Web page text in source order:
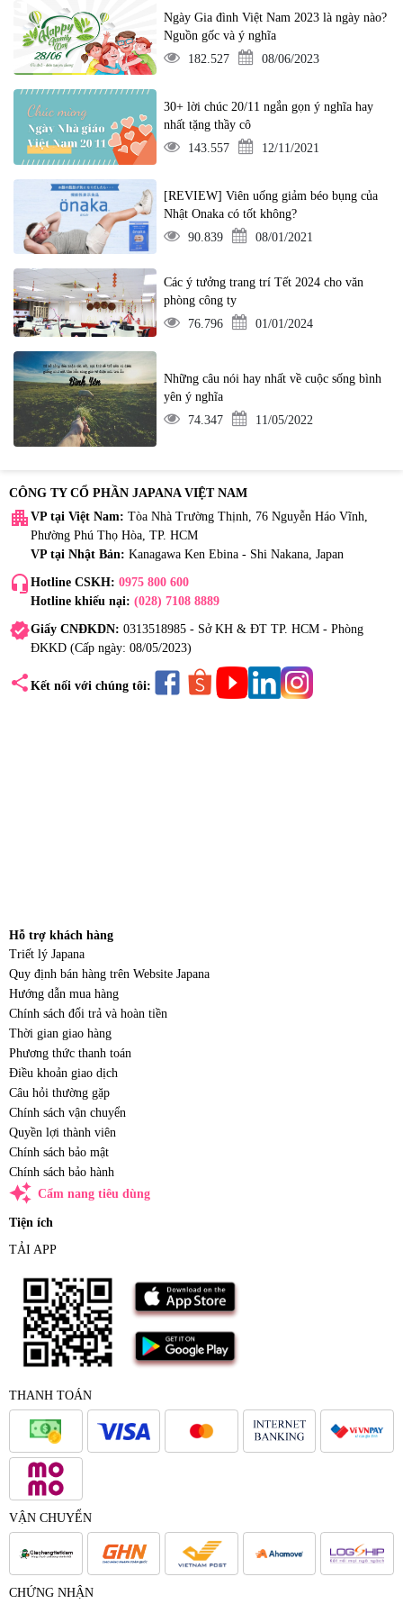
Ngày Gia đình Việt Nam 2023 là ngày nào?
Nguồn gốc và ý nghĩa
182.527
08/06/2023
30+ lời chúc 20/11 ngắn gọn ý nghĩa hay
nhất tặng thầy cô
143.557
12/11/2021
[REVIEW] Viên uống giảm béo bụng của
Nhật Onaka có tốt không?
90.839
08/01/2021
Các ý tưởng trang trí Tết 2024 cho văn
phòng công ty
76.796
01/01/2024
Những câu nói hay nhất về cuộc sống bình
yên ý nghĩa
74.347
11/05/2022
CÔNG TY CỔ PHẦN JAPANA VIỆT NAM
apartment VP tại Việt Nam: Tòa Nhà Trường Thịnh, 76 Nguyễn Háo Vĩnh,
Phường Phú Thọ Hòa, TP. HCM
VP tại Nhật Bản: Kanagawa Ken Ebina - Shi Nakana, Japan
headset_mic Hotline CSKH: 0975 800 600
Hotline khiếu nại: (028) 7108 8889
verifiedGiấy CNĐKDN: 0313518985 - Sở KH & ĐT TP. HCM - Phòng
ĐKKD (Cấp ngày: 08/05/2023)
share Kết nối với chúng tôi:
Hỗ trợ khách hàng
Triết lý Japana
Quy định bán hàng trên Website Japana
Hướng dẫn mua hàng
Chính sách đổi trả và hoàn tiền
Thời gian giao hàng
Phương thức thanh toán
Điều khoản giao dịch
Câu hỏi thường gặp
Chính sách vận chuyển
Quyền lợi thành viên
Chính sách bảo mật
Chính sách bảo hành
auto_awesome Cẩm nang tiêu dùng
Tiện ích
TẢI APP
THANH TOÁN
VẬN CHUYỂN
CHỨNG NHẬN